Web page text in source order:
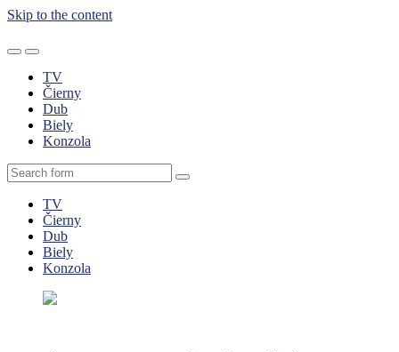
Skip to the content
Toggle
mobile
menu
Toggle
the
search
field
TV
Čierny
Dub
Biely
Konzola
Search
TV
Čierny
Dub
Biely
Konzola